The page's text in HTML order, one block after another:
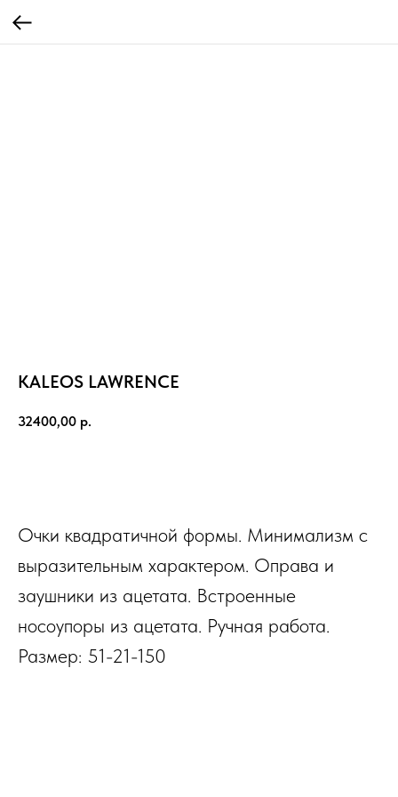
KALEOS LAWRENCE
32400,00 р.
Очки квадратичной формы. Минимализм с
выразительным характером. Оправа и
заушники из ацетата. Встроенные
носоупоры из ацетата. Ручная работа.
Размер: 51-21-150